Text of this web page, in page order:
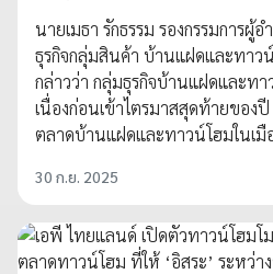
นายเมธา รักธรรม รองกรรมการ
ธุรกิจกลุ่มสินค้า บ้านแฝดและทาว
กล่าวว่า กลุ่มธุรกิจบ้านแฝดและท
เนื่องก่อนเข้าไตรมาสสุดท้ายของ
ตลาดบ้านแฝดและทาวน์โฮมในเมื
30 ก.ย. 2025